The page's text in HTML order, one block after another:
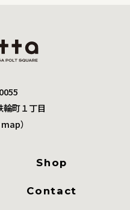
町１丁目
）
Shop
Contact